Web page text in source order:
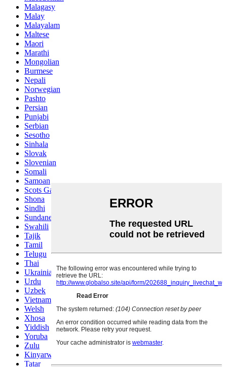
Malagasy
Malay
Malayalam
Maltese
Maori
Marathi
Mongolian
Burmese
Nepali
Norwegian
Pashto
Persian
Punjabi
Serbian
Sesotho
Sinhala
Slovak
Slovenian
Somali
Samoan
Scots Gaelic
Shona
Sindhi
Sundanese
Swahili
Tajik
Tamil
Telugu
Thai
Ukrainian
Urdu
Uzbek
Vietnamese
Welsh
Xhosa
Yiddish
Yoruba
Zulu
Kinyarwanda
Tatar